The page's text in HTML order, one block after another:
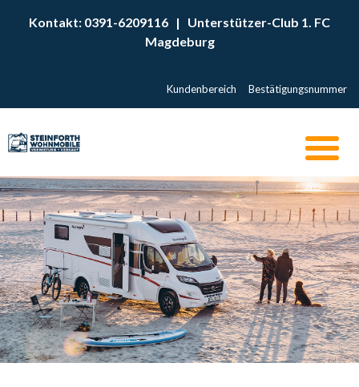
Kontakt: 0391-6209116 | Unterstützer-Club 1. FC
Magdeburg
Kundenbereich Bestätigungsnummer